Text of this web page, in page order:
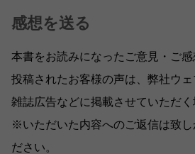
感想を送る
本書をお読みになったご意見・ご感
投稿されたお客様の声は、弊社ウェ
雑誌広告などに掲載させていただく
※いただいた内容へのご返信は致し
ださい。